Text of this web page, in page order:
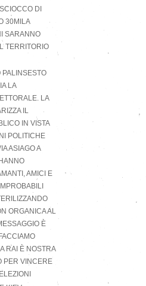
DI
30MILA
SARANNO
TERRITORIO
LA
LA
IL
IN VISTA
POLITICHE
ASIAGO A
AMICI E
ORGANICA AL
È
RAI È NOSTRA
PER VINCERE